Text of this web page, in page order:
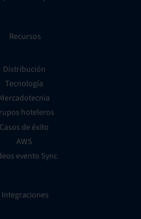
Recursos
Distribución
Tecnología
hoteleros
Casos de éxito
AWS
evento Sync
Integraciones